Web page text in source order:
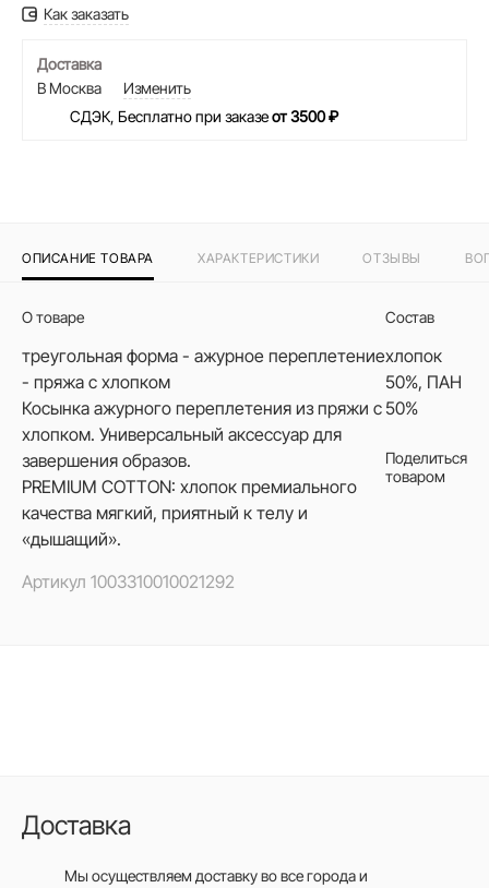
Как заказать
Доставка
В Москва
Изменить
СДЭК, Бесплатно при заказеот 3500 ₽
ОПИСАНИЕ ТОВАРА ХАРАКТЕРИСТИКИ ОТЗЫВЫ
О товаре
треугольная форма - ажурное переплетение
- пряжа с хлопком
Косынка ажурного переплетения из пряжи с
хлопком. Универсальный аксессуар для
завершения образов.
PREMIUM COTTON: хлопок премиального
качества мягкий, приятный к телу и
«дышащий».
Артикул 1003310010021292
Состав
хлопок
50%, ПАН
50%
Поделиться
товаром
Доставка
Мы осуществляем доставку во все городаи